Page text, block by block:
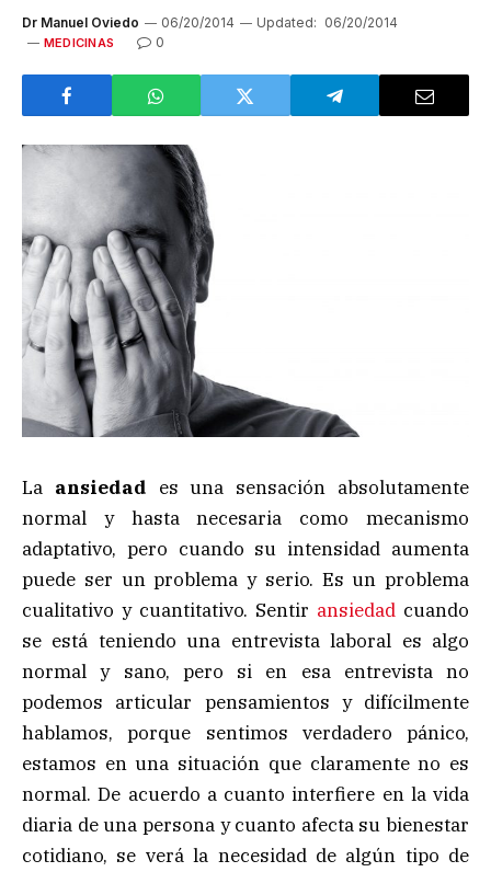
Dr Manuel Oviedo 06/20/2014 Updated: 06/20/2014
MEDICINAS 0
La ansiedad es una sensación absolutamente
normal y hasta necesaria como mecanismo
adaptativo, pero cuando su intensidad aumenta
puede ser un problema y serio. Es un problema
cualitativo y cuantitativo. Sentir ansiedad cuando
se está teniendo una entrevista laboral es algo
normal y sano, pero si en esa entrevista no
podemos articular pensamientos y difícilmente
hablamos, porque sentimos verdadero pánico,
estamos en una situación que claramente no es
normal. De acuerdo a cuanto interfiere en la vida
diaria de una persona y cuanto afecta su bienestar
cotidiano, se verá la necesidad de algún tipo de